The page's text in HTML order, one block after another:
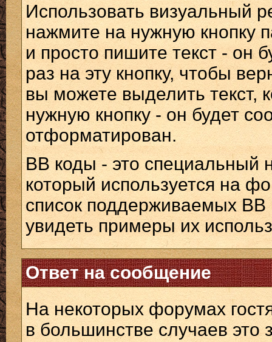
Использовать визуальный
нажмите на нужную кнопку
и просто пишите текст -
раз на эту кнопку, чтобы
вы можете выделить текст,
нужную кнопку - он будет
отформатирован.
BB коды - это специальный
который используется на
список поддерживаемых
увидеть примеры их
Ответ на сообщение
На некоторых форумах
в большинстве случаев